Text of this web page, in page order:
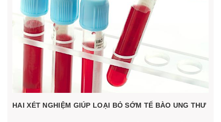
HAI XÉT NGHIỆM GIÚP LOẠI BỎ SỚM TẾ BÀO UNG THƯ